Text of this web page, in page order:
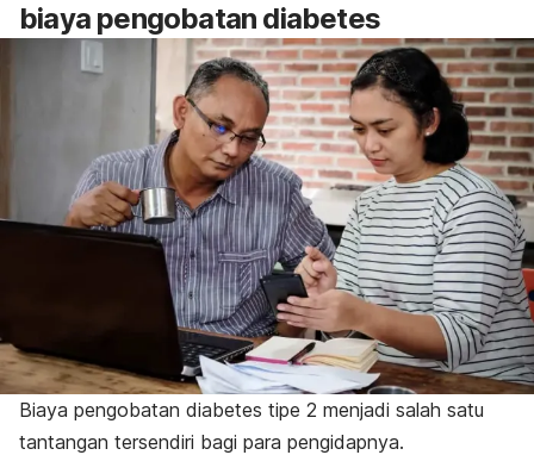
biaya pengobatan diabetes
Biaya pengobatan diabetes tipe 2 menjadi salah satu
tantangan tersendiri bagi para pengidapnya.